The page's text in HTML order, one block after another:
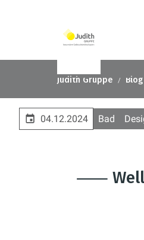
Judith Gruppe Blog
04.12.2024 Bad
⸺